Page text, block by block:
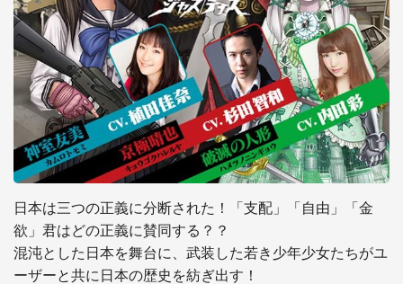
日本は三つの正義に分断された！「支配」「自由」「金
欲」君はどの正義に賛同する？？
混沌とした日本を舞台に、武装した若き少年少女たちがユ
ーザーと共に日本の歴史を紡ぎ出す！